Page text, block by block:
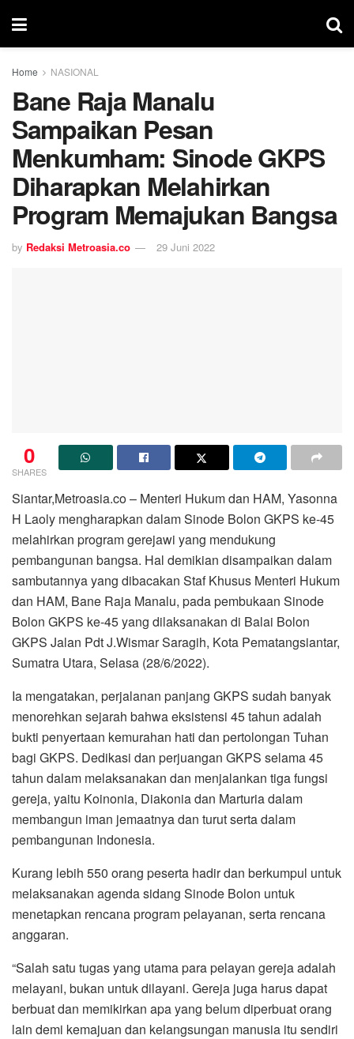
Home NASIONAL
Bane Raja Manalu
Sampaikan Pesan
Menkumham: Sinode GKPS
Diharapkan Melahirkan
Program Memajukan Bangsa
by Redaksi Metroasia.co 29 Juni 2022
0
SHARES
Siantar,Metroasia.co – Menteri Hukum dan HAM, Yasonna
H Laoly mengharapkan dalam Sinode Bolon GKPS ke-45
melahirkan program gerejawi yang mendukung
pembangunan bangsa. Hal demikian disampaikan dalam
sambutannya yang dibacakan Staf Khusus Menteri Hukum
dan HAM, Bane Raja Manalu, pada pembukaan Sinode
Bolon GKPS ke-45 yang dilaksanakan di Balai Bolon
GKPS Jalan Pdt J.Wismar Saragih, Kota Pematangsiantar,
Sumatra Utara, Selasa (28/6/2022).
Ia mengatakan, perjalanan panjang GKPS sudah banyak
menorehkan sejarah bahwa eksistensi 45 tahun adalah
bukti penyertaan kemurahan hati dan pertolongan Tuhan
bagi GKPS. Dedikasi dan perjuangan GKPS selama 45
tahun dalam melaksanakan dan menjalankan tiga fungsi
gereja, yaitu Koinonia, Diakonia dan Marturia dalam
membangun iman jemaatnya dan turut serta dalam
pembangunan Indonesia.
Kurang lebih 550 orang peserta hadir dan berkumpul untuk
melaksanakan agenda sidang Sinode Bolon untuk
menetapkan rencana program pelayanan, serta rencana
anggaran.
“Salah satu tugas yang utama para pelayan gereja adalah
melayani, bukan untuk dilayani. Gereja juga harus dapat
berbuat dan memikirkan apa yang belum diperbuat orang
lain demi kemajuan dan kelangsungan manusia itu sendiri